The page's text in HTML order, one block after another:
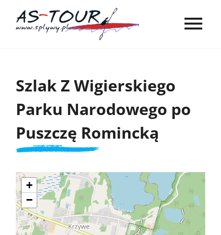
Szlak Z Wigierskiego
Parku Narodowego po
Puszczę Romincką
+
−